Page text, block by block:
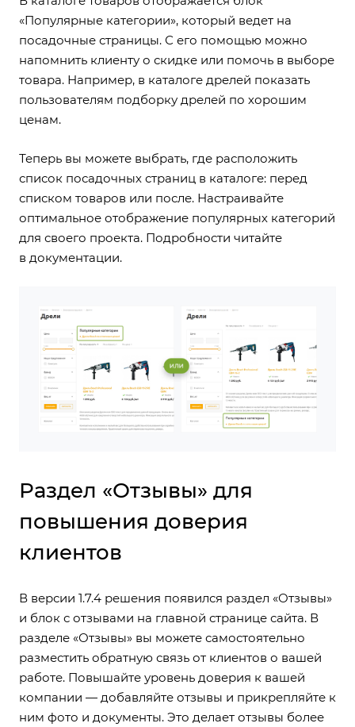
«Популярные категории», который ведет на
посадочные страницы. С его помощью можно
напомнить клиенту о скидке или помочь в выборе
товара. Например, в каталоге дрелей показать
пользователям подборку дрелей по хорошим
ценам.
Теперь вы можете выбрать, где расположить
список посадочных страниц в каталоге: перед
списком товаров или после. Настраивайте
оптимальное отображение популярных категорий
для своего проекта. Подробности читайте
в документации.
Раздел «Отзывы» для
повышения доверия
клиентов
В версии 1.7.4 решения появился раздел «Отзывы»
и блок с отзывами на главной странице сайта. В
разделе «Отзывы» вы можете самостоятельно
разместить обратную связь от клиентов о вашей
работе. Повышайте уровень доверия к вашей
компании — добавляйте отзывы и прикрепляйте к
ним фото и документы. Это делает отзывы более